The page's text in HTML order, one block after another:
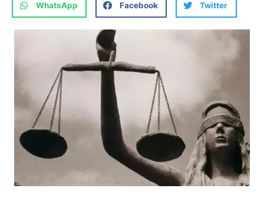
WhatsApp Facebook Twitter